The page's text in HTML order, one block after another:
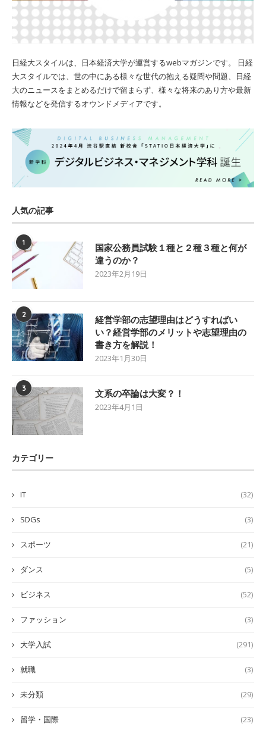
日経大スタイルは、日本経済大学が運営するwebマガジンです。 日経
大スタイルでは、世の中にある様々な世代の抱える疑問や問題、日経
大のニュースをまとめるだけで留まらず、様々な将来のあり方や最新
情報などを発信するオウンドメディアです。
人気の記事
1
国家公務員試験１種と２種３種と何が
違うのか？
2023年2月19日
2
経営学部の志望理由はどうすればい
い？経営学部のメリットや志望理由の
書き方を解説！
2023年1月30日
3 文系の卒論は大変？！
2023年4月1日
カテゴリー
IT (32)
SDGs (3)
スポーツ (21)
ダンス (5)
ビジネス (52)
ファッション (3)
大学入試 (291)
就職 (3)
未分類 (29)
留学・国際 (23)